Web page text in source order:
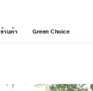
ร้านค้า Green Choice